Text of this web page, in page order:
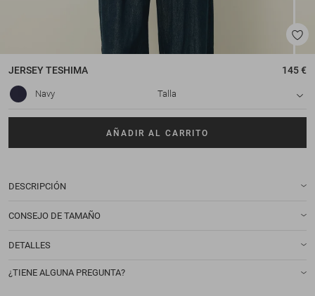
JERSEYTESHIMA 145 €
Navy Talla
AÑADIR AL CARRITO
DESCRIPCIÓN
CONSEJO DE TAMAÑO
DETALLES
¿TIENE ALGUNA PREGUNTA?